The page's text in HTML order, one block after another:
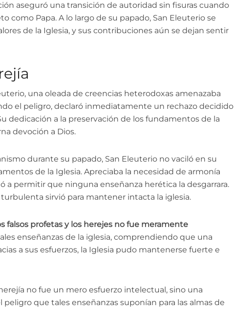
aseguró una transición de autoridad sin fisuras cuando
como Papa. A lo largo de su papado, San Eleuterio se
de la Iglesia, y sus contribuciones aún se dejan sentir
una oleada de creencias heterodoxas amenazaba
el peligro, declaró inmediatamente un rechazo decidido
dedicación a la preservación de los fundamentos de la
devoción a Dios.
durante su papado, San Eleuterio no vaciló en su
de la Iglesia. Apreciaba la necesidad de armonía
a permitir que ninguna enseñanza herética la desgarrara.
sirvió para mantener intacta la iglesia.
falsos profetas y los herejes no fue meramente
enseñanzas de la iglesia, comprendiendo que una
a sus esfuerzos, la Iglesia pudo mantenerse fuerte e
no fue un mero esfuerzo intelectual, sino una
que tales enseñanzas suponían para las almas de